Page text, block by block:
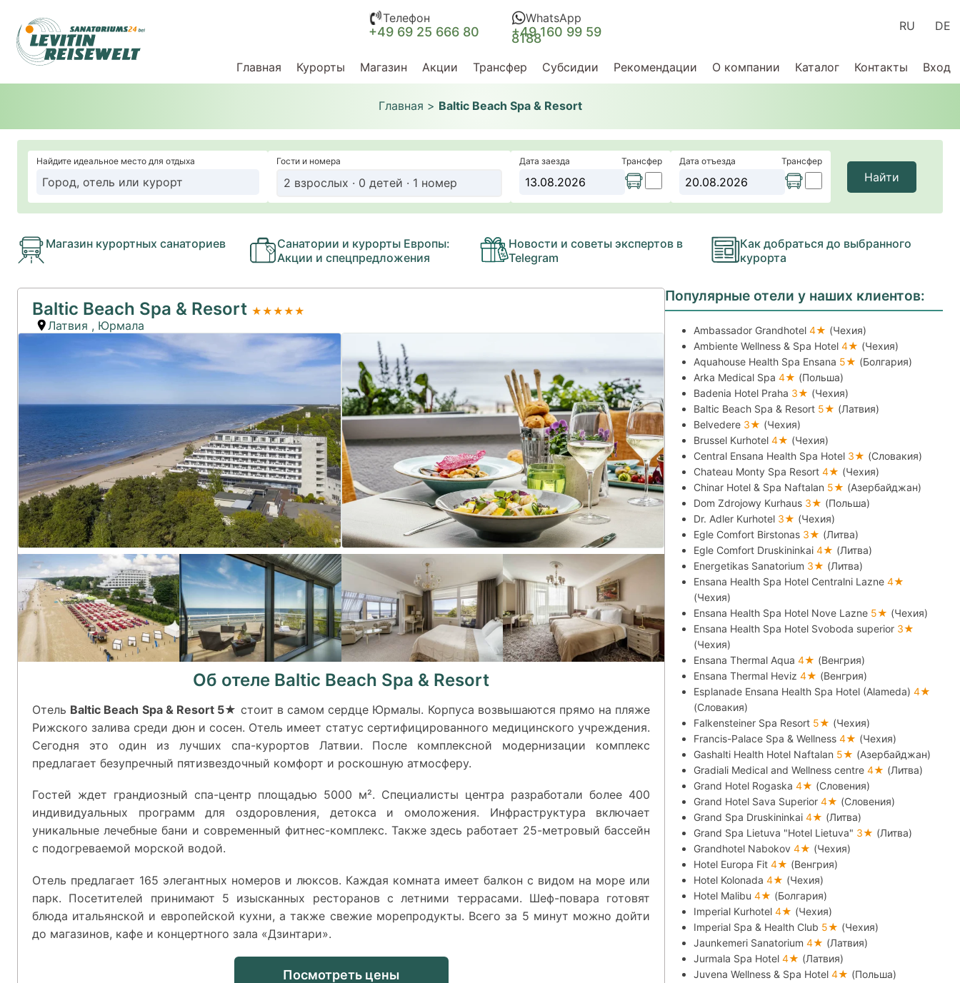
Телефон
+49 69 25 666 80
WhatsApp
+49 160 99 59
8188
RU DE
Главная Курорты Магазин Акции Трансфер Субсидии Рекомендации О компании Каталог Контакты Вход
Главная > Baltic Beach Spa & Resort
Найдите идеальное место для отдыха Гости и номера
2 взрослых · 0 детей · 1 номер
Дата заезда Трансфер Дата отъезда Трансфер
Найти
Магазин курортных санаториев
Санатории и курорты Европы:
Акции и спецпредложения
Новости и советы экспертов в
Telegram
Как добраться до выбранного
курорта
Baltic Beach Spa & Resort ★★★★★
Латвия , Юрмала
Об отеле Baltic Beach Spa & Resort
Отель Baltic Beach Spa & Resort 5★ стоит в самом сердце Юрмалы. Корпуса возвышаются прямо на пляже
Рижского залива среди дюн и сосен. Отель имеет статус сертифицированного медицинского учреждения.
Сегодня это один из лучших спа-курортов Латвии. После комплексной модернизации комплекс
предлагает безупречный пятизвездочный комфорт и роскошную атмосферу.
Гостей ждет грандиозный спа-центр площадью 5000 м². Специалисты центра разработали более 400
индивидуальных программ для оздоровления, детокса и омоложения. Инфраструктура включает
уникальные лечебные бани и современный фитнес-комплекс. Также здесь работает 25-метровый бассейн
с подогреваемой морской водой.
Отель предлагает 165 элегантных номеров и люксов. Каждая комната имеет балкон с видом на море или
парк. Посетителей принимают 5 изысканных ресторанов с летними террасами. Шеф-повара готовят
блюда итальянской и европейской кухни, а также свежие морепродукты. Всего за 5 минут можно дойти
до магазинов, кафе и концертного зала «Дзинтари».
Посмотреть цены
Популярные отели у наших клиентов:
Ambassador Grandhotel4★ (Чехия)
Ambiente Wellness & Spa Hotel4★ (Чехия)
Aquahouse Health Spa Ensana 5★ (Болгария)
Arka Medical Spa4★ (Польша)
Badenia Hotel Praha 3★ (Чехия)
Baltic Beach Spa & Resort 5★ (Латвия)
Belvedere 3★ (Чехия)
Brussel Kurhotel4★ (Чехия)
Central Ensana Health Spa Hotel 3★ (Словакия)
Chateau Monty Spa Resort4★ (Чехия)
Chinar Hotel & Spa Naftalan 5★ (Азербайджан)
Dom Zdrojowy Kurhaus 3★ (Польша)
Dr. Adler Kurhotel 3★ (Чехия)
Egle Comfort Birstonas 3★ (Литва)
Egle Comfort Druskininkai4★ (Литва)
Energetikas Sanatorium 3★ (Литва)
Ensana Health Spa Hotel Centralni Lazne4★
(Чехия)
Ensana Health Spa Hotel Nove Lazne 5★ (Чехия)
Ensana Health Spa Hotel Svoboda superior 3★
(Чехия)
Ensana Thermal Aqua4★ (Венгрия)
Ensana Thermal Heviz4★ (Венгрия)
Esplanade Ensana Health Spa Hotel (Alameda)4★
(Словакия)
Falkensteiner Spa Resort 5★ (Чехия)
Francis-Palace Spa & Wellness4★ (Чехия)
Gashalti Health Hotel Naftalan 5★ (Азербайджан)
Gradiali Medical and Wellness centre4★ (Литва)
Grand Hotel Rogaska4★ (Словения)
Grand Hotel Sava Superior4★ (Словения)
Grand Spa Druskininkai4★ (Литва)
Grand Spa Lietuva "Hotel Lietuva" 3★ (Литва)
Grandhotel Nabokov4★ (Чехия)
Hotel Europa Fit4★ (Венгрия)
Hotel Kolonada4★ (Чехия)
Hotel Malibu4★ (Болгария)
Imperial Kurhotel4★ (Чехия)
Imperial Spa & Health Club 5★ (Чехия)
Jaunkemeri Sanatorium4★ (Латвия)
Jurmala Spa Hotel4★ (Латвия)
Juvena Wellness & Spa Hotel4★ (Польша)